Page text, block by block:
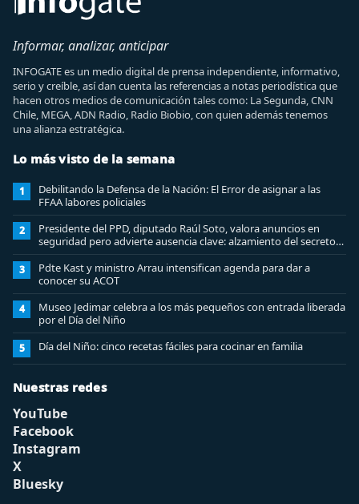
Informar, analizar, anticipar
INFOGATE es un medio digital de prensa independiente, informativo,
serio y creíble, así dan cuenta las referencias a notas periodística que
hacen otros medios de comunicación tales como: La Segunda, CNN
Chile, MEGA, ADN Radio, Radio Biobio, con quien además tenemos
una alianza estratégica.
Lo más visto de la semana
1
Debilitando la Defensa de la Nación: El Error de asignar a las
FFAA labores policiales
2
Presidente del PPD, diputado Raúl Soto, valora anuncios en
seguridad pero advierte ausencia clave: alzamiento del secreto
bancario
3
Pdte Kast y ministro Arrau intensifican agenda para dar a
conocer su ACOT
4
Museo Jedimar celebra a los más pequeños con entrada liberada
por el Día del Niño
5 Día del Niño: cinco recetas fáciles para cocinar en familia
Nuestras redes
YouTube
Facebook
Instagram
X
Bluesky